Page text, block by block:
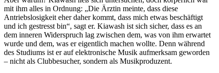
mit ihm alles in Ordnung: „Die Ärztin meinte, dass diese
Antriebslosigkeit eher daher kommt, dass mich etwas beschäftigt
und ich gestresst bin“, sagt er. Kiawash ist sich sicher, dass es an
dem inneren Widerspruch lag zwischen dem, was von ihm erwartet
wurde und dem, was er eigentlich machen wollte. Denn während
des Studiums ist er auf elektronische Musik aufmerksam geworden
– nicht als Clubbesucher, sondern als Musikproduzent.